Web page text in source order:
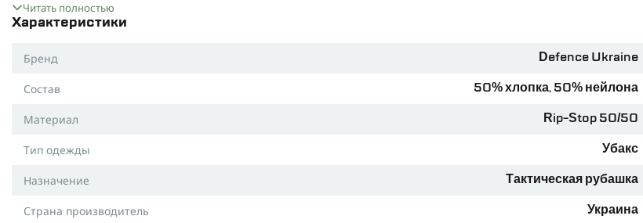
Материалы
«ой, ёbанUй гвоздь», то Rip-Stop 50/50 — отличный выбор. Это смесь 50% нейлона и 50% хлопка
ткани порваться даже в самых жёстких условиях.
Дышитблагодаря хлопку.
Читать полностью
Характеристики
Бренд Defence Ukraine
Состав 50% хлопка, 50% нейлона
Материал Rip-Stop 50/50
Тип одежды Убакс
Назначение Тактическая рубашка
Страна производитель Украина